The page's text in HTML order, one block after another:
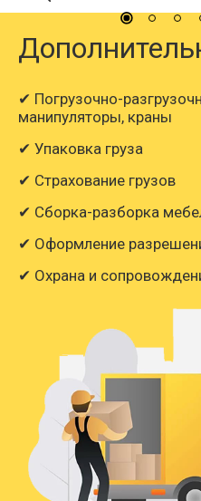
✔ Погрузочно-
манипуляторы, краны
✔ Упаковка груза
✔ Страхование грузов
✔ Сборка-разборка
✔ Оформление
✔ Охрана и